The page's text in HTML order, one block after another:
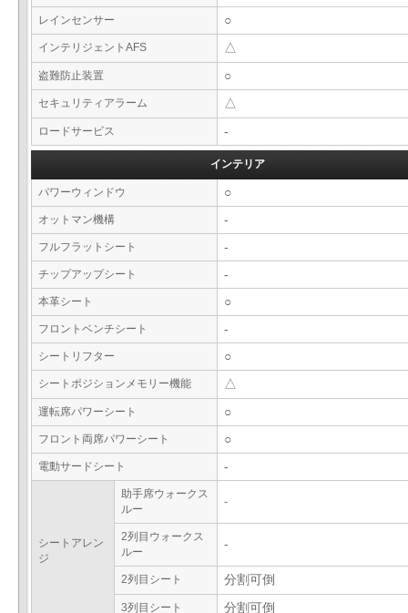
レインセンサー ○
インテリジェントAFS △
盗難防止装置 ○
セキュリティアラーム △
ロードサービス -
インテリア
パワーウィンドウ ○
オットマン機構 -
フルフラットシート -
チップアップシート -
本革シート ○
フロントベンチシート -
シートリフター ○
シートポジションメモリー機能 △
運転席パワーシート ○
フロント両席パワーシート ○
電動サードシート -
シートアレン
ジ
助手席ウォークス
ルー
-
2列目ウォークス
ルー
-
2列目シート 分割可倒
3列目シート 分割可倒